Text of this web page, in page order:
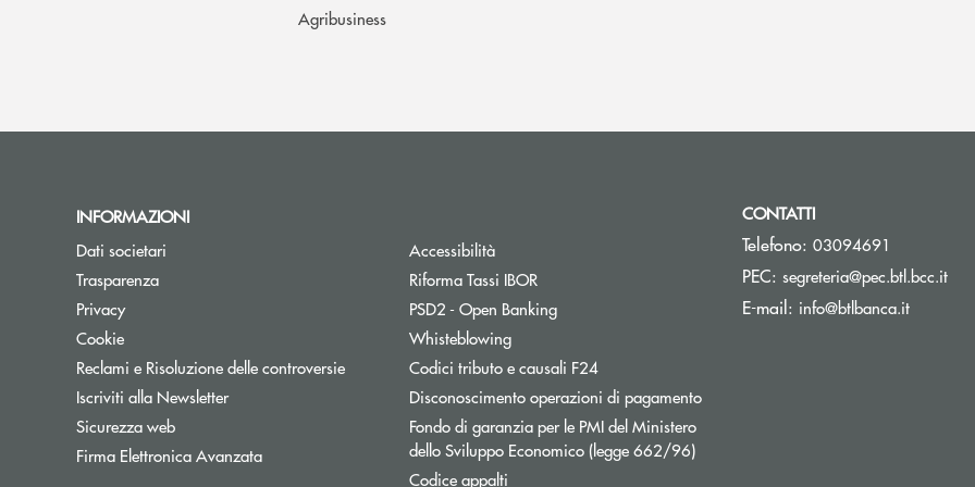
Agribusiness
INFORMAZIONI
Dati societari
Trasparenza
Privacy
Cookie
Reclami e Risoluzione delle controversie
Iscriviti alla NewsletterApre una nuova finestra
Sicurezza web
Firma Elettronica Avanzata
Accessibilità
Riforma Tassi IBOR
PSD2 - Open Banking
Whisteblowing
Codici tributo e causali F24
Disconoscimento operazioni di pagamento
Fondo di garanzia per le PMI del Ministero
dello Sviluppo Economico (legge 662/96)
Codice appalti
CONTATTI
Telefono: 03094691
PEC: segreteria@pec.btl.bcc.it(si
E-mail: info@btlbanca.it(si apre